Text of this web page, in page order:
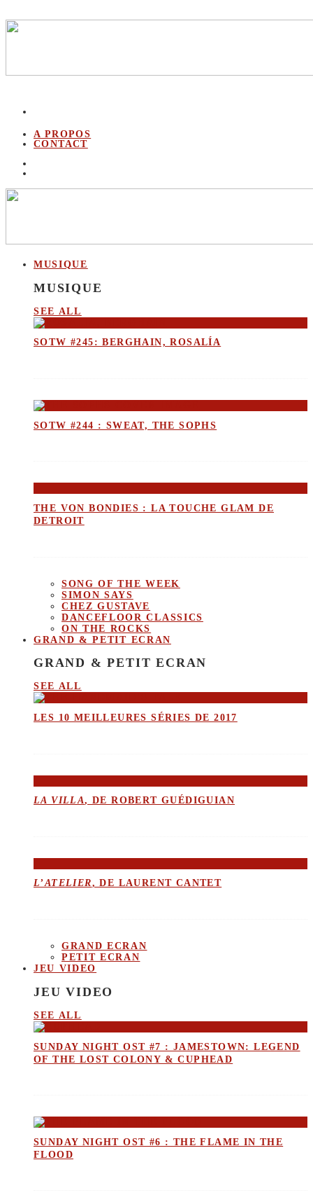
A PROPOS
CONTACT
MUSIQUE
MUSIQUE
SEE ALL
SOTW #245: BERGHAIN, ROSALÍA
SOTW #244 : SWEAT, THE SOPHS
THE VON BONDIES : LA TOUCHE GLAM DE
DETROIT
SONG OF THE WEEK
SIMON SAYS
CHEZ GUSTAVE
DANCEFLOOR CLASSICS
ON THE ROCKS
GRAND & PETIT ECRAN
GRAND & PETIT ECRAN
SEE ALL
LES 10 MEILLEURES SÉRIES DE 2017
LA VILLA, DE ROBERT GUÉDIGUIAN
L’ATELIER, DE LAURENT CANTET
GRAND ECRAN
PETIT ECRAN
JEU VIDEO
JEU VIDEO
SEE ALL
SUNDAY NIGHT OST #7 : JAMESTOWN: LEGEND
OF THE LOST COLONY & CUPHEAD
SUNDAY NIGHT OST #6 : THE FLAME IN THE
FLOOD